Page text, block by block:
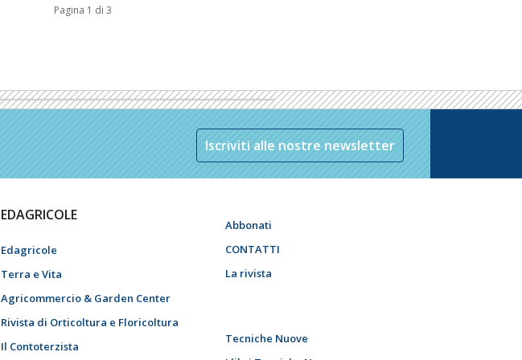
Pagina 1 di 3
Iscriviti alle nostre newsletter
EDAGRICOLE
Edagricole
Terra e Vita
Agricommercio & Garden Center
Rivista di Orticoltura e Floricoltura
Il Contoterzista
Abbonati
CONTATTI
La rivista
Tecniche Nuove